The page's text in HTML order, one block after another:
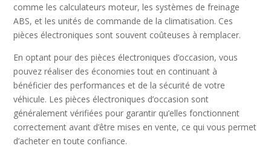
comme les calculateurs moteur, les systèmes de freinage
ABS, et les unités de commande de la climatisation. Ces
pièces électroniques sont souvent coûteuses à remplacer.
En optant pour des pièces électroniques d’occasion, vous
pouvez réaliser des économies tout en continuant à
bénéficier des performances et de la sécurité de votre
véhicule. Les pièces électroniques d’occasion sont
généralement vérifiées pour garantir qu’elles fonctionnent
correctement avant d’être mises en vente, ce qui vous permet
d’acheter en toute confiance.